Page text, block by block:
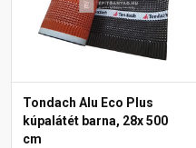
Tondach Alu Eco Plus
kúpalátét barna, 28x 500
cm